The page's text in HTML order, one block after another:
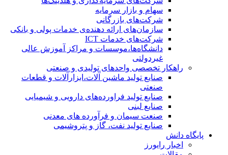
سهام و بازار سرمایه
شرکت‌های بازرگانی
سازمان‌های ارائه دهنده‌ی خدمات پولی و بانکی
شرکت‌های خدمات ICT
دانشگاه‌ها،موسسات و مراکز آموزش عالی
غیردولتی
راهکار تخصصی واحدهای تولیدی و صنعتی
صنایع توليد ماشين آلات،ابزارآلات و قطعات
صنعتی
صنایع تولید فراورده‌های دارویی و شیمیایی
صنایع لبنی
صنعت سیمان و فرآورده های معدنی
صنایع تولید نفت، گاز و پتروشيمی
پایگاه دانش
اخبار رایورز